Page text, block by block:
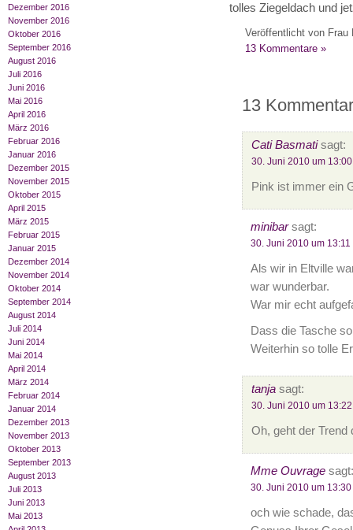
Dezember 2016
November 2016
Oktober 2016
September 2016
August 2016
Juli 2016
Juni 2016
Mai 2016
April 2016
März 2016
Februar 2016
Januar 2016
Dezember 2015
November 2015
Oktober 2015
April 2015
März 2015
Februar 2015
Januar 2015
Dezember 2014
November 2014
Oktober 2014
September 2014
August 2014
Juli 2014
Juni 2014
Mai 2014
April 2014
März 2014
Februar 2014
Januar 2014
Dezember 2013
November 2013
Oktober 2013
September 2013
August 2013
Juli 2013
Juni 2013
Mai 2013
tolles Ziegeldach und
Veröffentlicht von Frau
13 Kommentare »
13
Cati Basmatisagt:
30. Juni 2010 um 13:00
Pink ist immer ein
minibarsagt:
30. Juni 2010 um 13:11
Als wir in Eltville
war wunderbar.
War mir echt
Dass die Tasche
Weiterhin so tolle
tanjasagt:
30. Juni 2010 um 13:22
Oh, geht der Trend
Mme Ouvragesagt:
30. Juni 2010 um 13:30
och wie schade,